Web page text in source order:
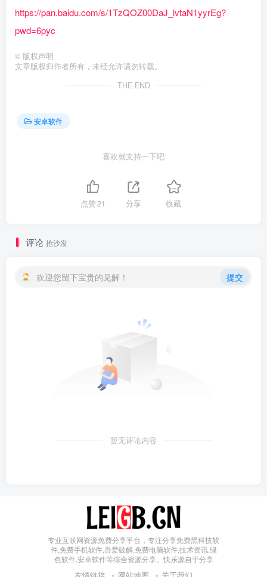
https://pan.baidu.com/s/1TzQOZ00DaJ_lvtaN1yyrEg?
pwd=6pyc
© 版权声明
文章版权归作者所有，未经允许请勿转载。
THE END
安卓软件
喜欢就支持一下吧
点赞21 分享 收藏
评论 抢沙发
欢迎您留下宝贵的见解！ 提交
暂无评论内容
专业互联网资源免费分享平台，专注分享免费黑科技软
件,免费手机软件,吾爱破解,免费电脑软件,技术资讯,绿
色软件,安卓软件等综合资源分享。快乐源自于分享